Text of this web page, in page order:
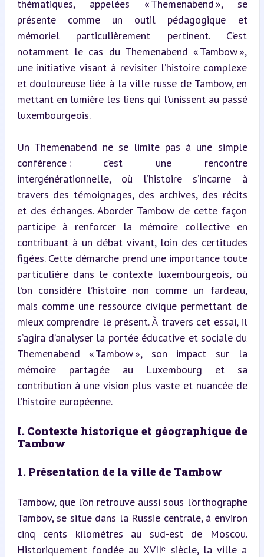
thématiques, appelées « Themenabend », se
présente comme un outil pédagogique et
mémoriel particulièrement pertinent. C’est
notamment le cas du Themenabend « Tambow »,
une initiative visant à revisiter l’histoire complexe
et douloureuse liée à la ville russe de Tambow, en
mettant en lumière les liens qui l’unissent au passé
luxembourgeois.
Un Themenabend ne se limite pas à une simple
conférence : c’est une rencontre
intergénérationnelle, où l’histoire s’incarne à
travers des témoignages, des archives, des récits
et des échanges. Aborder Tambow de cette façon
participe à renforcer la mémoire collective en
contribuant à un débat vivant, loin des certitudes
figées. Cette démarche prend une importance toute
particulière dans le contexte luxembourgeois, où
l’on considère l’histoire non comme un fardeau,
mais comme une ressource civique permettant de
mieux comprendre le présent. À travers cet essai, il
s’agira d’analyser la portée éducative et sociale du
Themenabend « Tambow », son impact sur la
mémoire partagée au Luxembourg et sa
contribution à une vision plus vaste et nuancée de
l’histoire européenne.
I. Contexte historique et géographique de
Tambow
1. Présentation de la ville de Tambow
Tambow, que l’on retrouve aussi sous l’orthographe
Tambov, se situe dans la Russie centrale, à environ
cinq cents kilomètres au sud-est de Moscou.
Historiquement fondée au XVIIᵉ siècle, la ville a